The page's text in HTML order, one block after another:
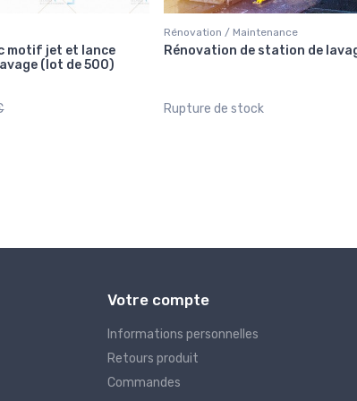
motif jet et lance
(lot de 500)
Rénovation / Maintenance
Rénovation de station de
Rupture de stock
Votre compte
Informations personnelles
Retours produit
Commandes